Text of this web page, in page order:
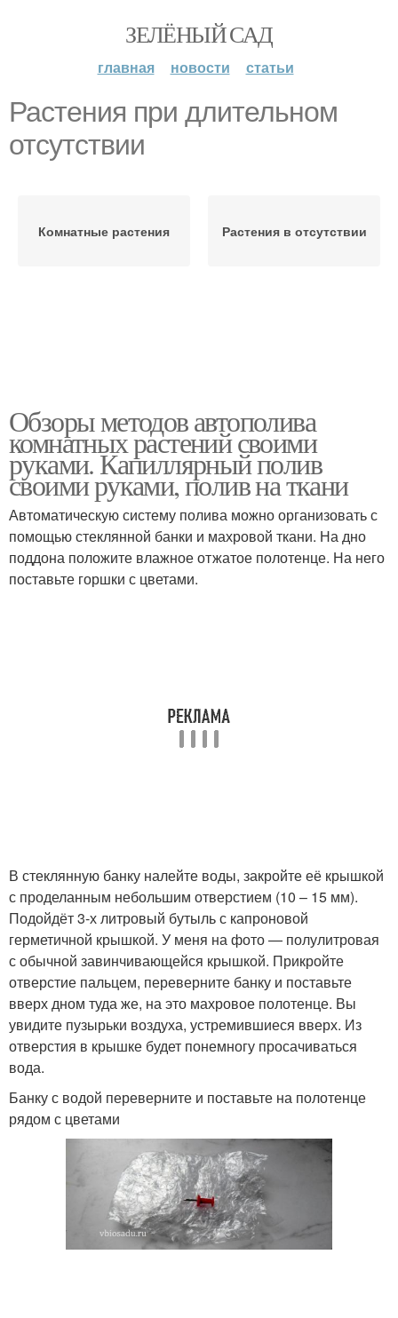
ЗЕЛЁНЫЙ САД
главная новости статьи
Растения при длительном
отсутствии
Комнатные растения Растения в отсутствии
Обзоры методов автополива
комнатных растений своими
руками. Капиллярный полив
своими руками, полив на ткани
Автоматическую систему полива можно организовать с
помощью стеклянной банки и махровой ткани. На дно
поддона положите влажное отжатое полотенце. На него
поставьте горшки с цветами.
В стеклянную банку налейте воды, закройте её крышкой
с проделанным небольшим отверстием (10 – 15 мм).
Подойдёт 3-х литровый бутыль с капроновой
герметичной крышкой. У меня на фото — полулитровая
с обычной завинчивающейся крышкой. Прикройте
отверстие пальцем, переверните банку и поставьте
вверх дном туда же, на это махровое полотенце. Вы
увидите пузырьки воздуха, устремившиеся вверх. Из
отверстия в крышке будет понемногу просачиваться
вода.
Банку с водой переверните и поставьте на полотенце
рядом с цветами